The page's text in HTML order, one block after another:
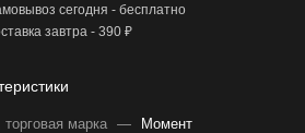
сегодня - бесплатно
завтра - 390 ₽
торговая марка —
Момент